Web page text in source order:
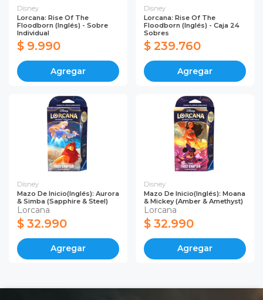
Disney
Lorcana: Rise Of The
Floodborn (Inglés) - Sobre
Individual
$ 9.990
Agregar
Disney
Lorcana: Rise Of The
Floodborn (Inglés) - Caja 24
Sobres
$ 239.760
Agregar
Disney
Mazo De Inicio(Inglés): Aurora
& Simba (Sapphire & Steel)
Lorcana
$ 32.990
Agregar
Disney
Mazo De Inicio(Inglés): Moana
& Mickey (Amber & Amethyst)
Lorcana
$ 32.990
Agregar